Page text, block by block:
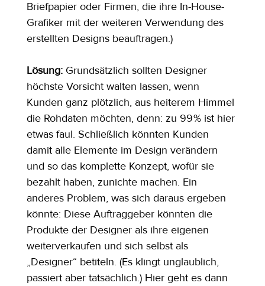
Briefpapier oder Firmen, die ihre In-House-
Grafiker mit der weiteren Verwendung des
erstellten Designs beauftragen.)
Lösung: Grundsätzlich sollten Designer
höchste Vorsicht walten lassen, wenn
Kunden ganz plötzlich, aus heiterem Himmel
die Rohdaten möchten, denn: zu 99 % ist hier
etwas faul. Schließlich könnten Kunden
damit alle Elemente im Design verändern
und so das komplette Konzept, wofür sie
bezahlt haben, zunichte machen. Ein
anderes Problem, was sich daraus ergeben
könnte: Diese Auftraggeber könnten die
Produkte der Designer als ihre eigenen
weiterverkaufen und sich selbst als
„Designer“ betiteln. (Es klingt unglaublich,
passiert aber tatsächlich.) Hier geht es dann